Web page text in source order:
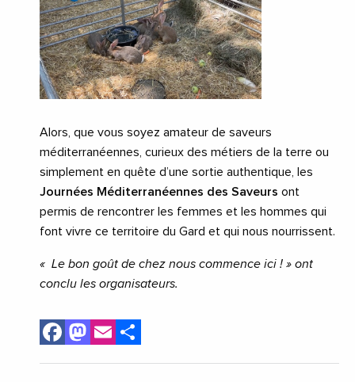
Alors, que vous soyez amateur de saveurs
méditerranéennes, curieux des métiers de la terre ou
simplement en quête d’une sortie authentique, les
Journées Méditerranéennes des Saveurs ont
permis de rencontrer les femmes et les hommes qui
font vivre ce territoire du Gard et qui nous nourrissent.
« Le bon goût de chez nous commence ici ! » ont
conclu les organisateurs.
Facebook
Mastodon
Email